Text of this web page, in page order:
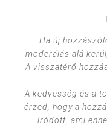
Ha új
moderálás alá
A visszatérő
A kedvesség és a
érzed, hogy a
íródott, ami